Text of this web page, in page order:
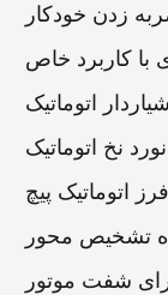
زدن خودکار
با کاربرد خاص
اتوماتیک
نخ اتوماتیک
اتوماتیک پیچ
تشخیص محور
شفت موتور